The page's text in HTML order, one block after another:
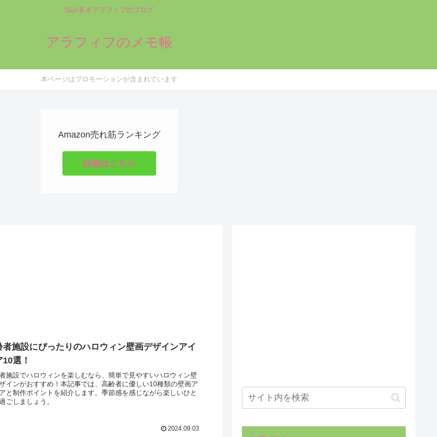
悩み多きアラフィフのブログ
アラフィフのメモ帳
本ページはプロモーションが含まれています
Amazon売れ筋ランキング
詳細はこちら
者施設にぴったりのハロウィン壁画デザインアイ
選！
施設でハロウィンを楽しむなら、簡単で見やすいハロウィン壁
インがおすすめ！本記事では、高齢者に優しい10種類の壁画ア
と制作ポイントを紹介します。季節感を感じながら楽しいひと
ごしましょう。
2024.09.03